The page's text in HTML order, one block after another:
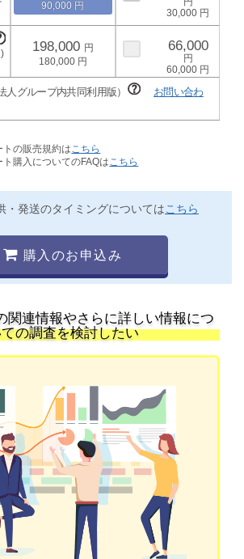
90,000
30,000
198,000
180,000
66,000
60,000
人グループ内共同利用版）
お問い合わ
トの販売規約は こちら
購入についてのFAQは こちら
・発送のタイミングについてはこちら
購入のお申込み
関連情報やさらに詳しい情報につ
の調査を検討したい